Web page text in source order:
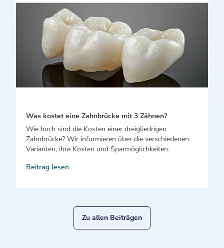
Was kostet eine Zahnbrücke mit 3 Zähnen?
Wie hoch sind die Kosten einer dreigliedrigen
Zahnbrücke? Wir informieren über die verschiedenen
Varianten, ihre Kosten und Sparmöglichkeiten.
Beitrag lesen
Zu allen Beiträgen